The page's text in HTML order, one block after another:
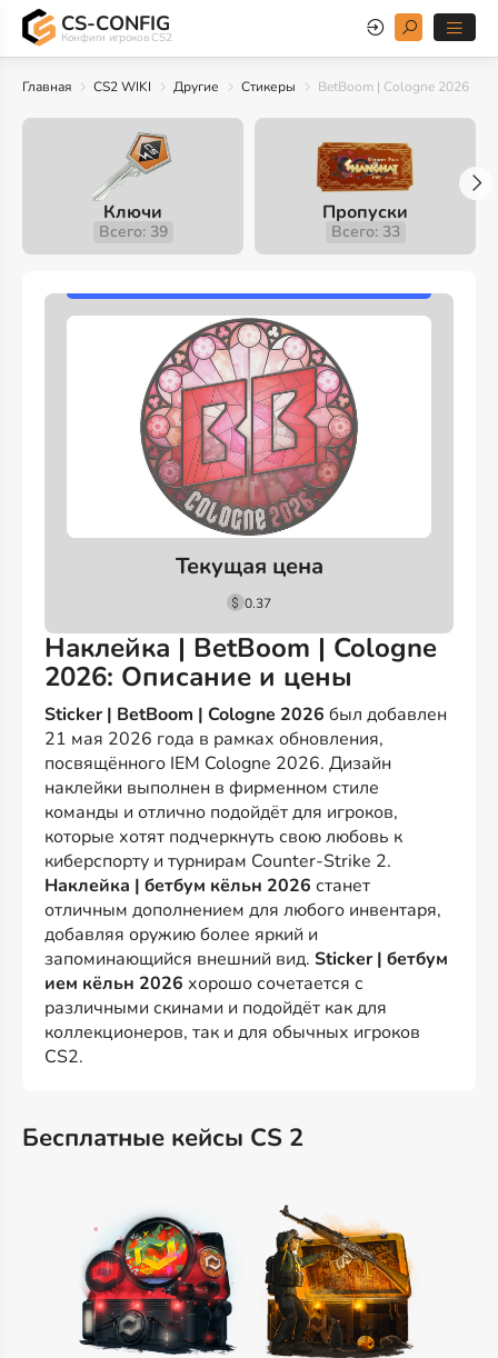
CS-CONFIG
Конфиги игроков CS2
Главная CS2 WIKI Другие Стикеры BetBoom | Cologne 2026
Ключи
Всего: 39
Пропуски
Всего: 33
Текущая цена
0.37
Наклейка | BetBoom | Cologne
2026: Описание и цены
Sticker | BetBoom | Cologne 2026 был добавлен
21 мая 2026 года в рамках обновления,
посвящённого IEM Cologne 2026. Дизайн
наклейки выполнен в фирменном стиле
команды и отлично подойдёт для игроков,
которые хотят подчеркнуть свою любовь к
киберспорту и турнирам Counter-Strike 2.
Наклейка | бетбум кёльн 2026 станет
отличным дополнением для любого инвентаря,
добавляя оружию более яркий и
запоминающийся внешний вид. Sticker | бетбум
ием кёльн 2026 хорошо сочетается с
различными скинами и подойдёт как для
коллекционеров, так и для обычных игроков
CS2.
Бесплатные кейсы CS 2